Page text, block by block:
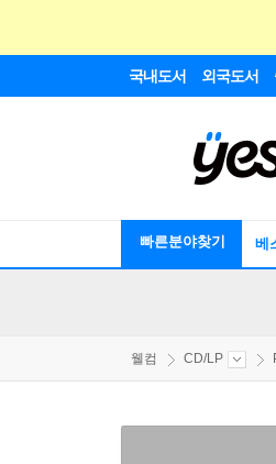
국내도서 외국도서
빠른분야찾기 베
웰컴 CD/LP